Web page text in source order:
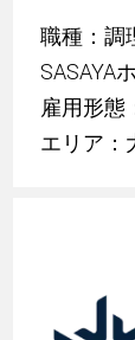
職種：調
SASAYA
雇用形態
エリア：